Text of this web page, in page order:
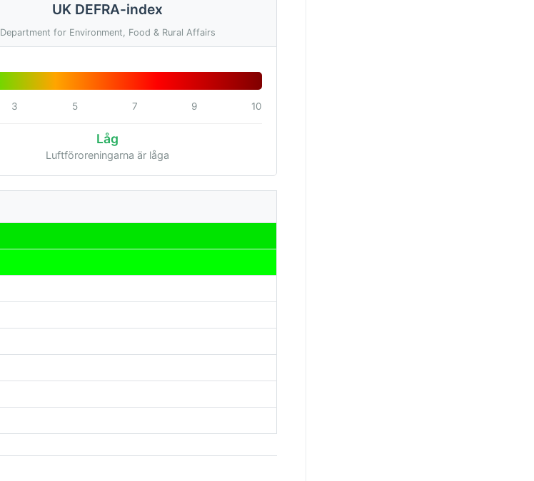
UK DEFRA-index
Department for Environment, Food & Rural Affairs
3 5 7 9 10
Låg
Luftföroreningarna är låga